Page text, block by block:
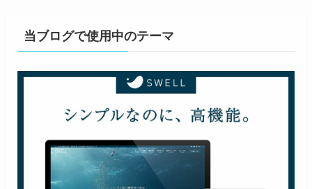
当ブログで使用中のテーマ